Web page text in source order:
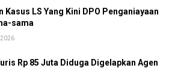
Kasus LS Yang Kini DPO Penganiayaan
sama
Rp 85 Juta Diduga Digelapkan Agen